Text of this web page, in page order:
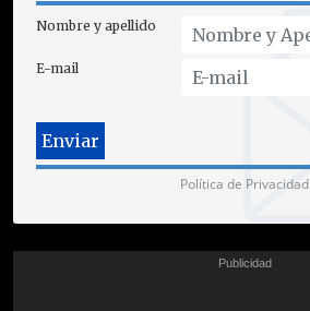
Nombre y apellido
E-mail
Política de Privacidad